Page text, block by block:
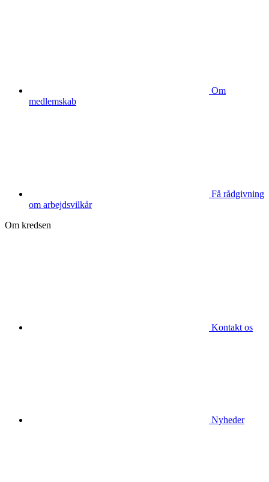
Om
medlemskab
Få rådgivning
om arbejdsvilkår
Om kredsen
Kontakt os
Nyheder